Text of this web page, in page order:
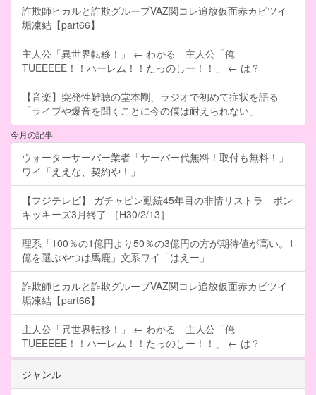
詐欺師ヒカルと詐欺グループVAZ関コレ追放仮面赤カビツイ
垢凍結【part66】
主人公「異世界転移！」 ← わかる 主人公「俺
TUEEEEE！！ハーレム！！たっのしー！！」 ← は？
【音楽】突発性難聴の堂本剛、ラジオで初めて症状を語る
「ライブや爆音を聞くことに今の僕は耐えられない」
今月の記事
ウォーターサーバー業者「サーバー代無料！取付も無料！」
ワイ「ええな、契約や！」
【フジテレビ】 ガチャピン勤続45年目の非情リストラ ポン
キッキーズ3月終了 ［H30/2/13］
理系「100％の1億円より50％の3億円の方が期待値が高い。1
億を選ぶやつは馬鹿」文系ワイ「はえー」
詐欺師ヒカルと詐欺グループVAZ関コレ追放仮面赤カビツイ
垢凍結【part66】
主人公「異世界転移！」 ← わかる 主人公「俺
TUEEEEE！！ハーレム！！たっのしー！！」 ← は？
ジャンル